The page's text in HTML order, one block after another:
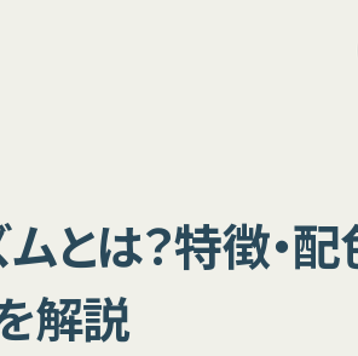
とは？特徴・配
解説